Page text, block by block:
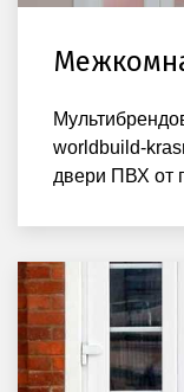
worldbuild-
двери ПВХ от